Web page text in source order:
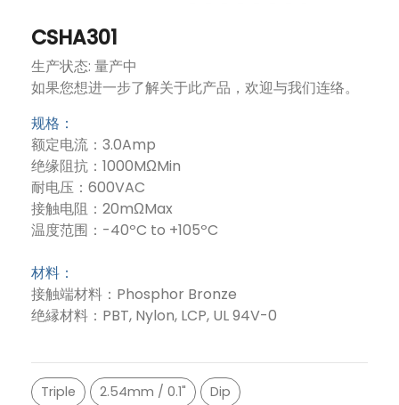
CSHA301
生产状态: 量产中
如果您想进一步了解关于此产品，欢迎与我们连络。
规格：
额定电流：3.0Amp
绝缘阻抗：1000MΩMin
耐电压：600VAC
接触电阻：20mΩMax
温度范围：-40ºC to +105ºC
材料：
接触端材料：Phosphor Bronze
绝縁材料：PBT, Nylon, LCP, UL 94V-0
Triple 2.54mm / 0.1" Dip